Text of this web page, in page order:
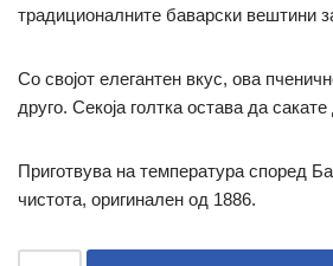
традиционалните баварски вештини
Со својот елегантен вкус, ова
друго. Секоја голтка остава да
Приготвува на температура според
чистота, оригинален од 1886.